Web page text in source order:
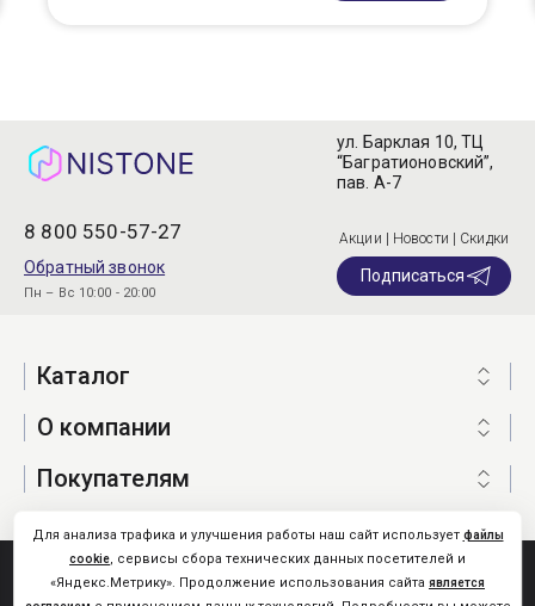
8 800 550-57-27
Обратный звонок
Пн – Вс 10:00 - 20:00
ул. Барклая 10, ТЦ
“Багратионовский”,
пав. А-7
Акции | Новости | Скидки
Подписаться
Каталог
О компании
Покупателям
Nistone.Ru © 2026
Для анализа трафика и улучшения работы наш сайт использует файлы
cookie, сервисы сбора технических данных посетителей и
«Яндекс.Метрику». Продолжение использования сайта является